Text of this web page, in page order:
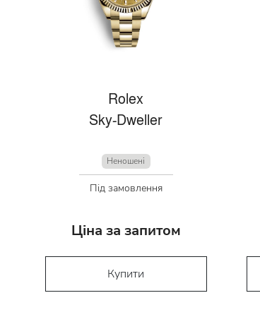
Rolex
Sky-Dweller
Неношені
Під замовлення
Ціна за запитом
Купити